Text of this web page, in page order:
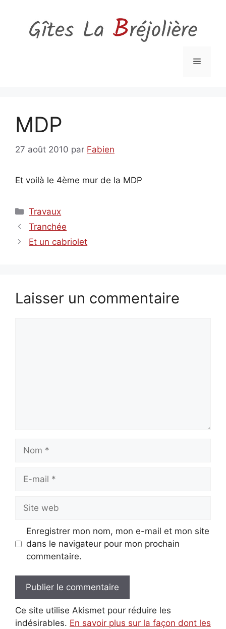
contenu
Menu
MDP
27 août 2010 par Fabien
Et voilà le 4ème mur de la MDP
Catégories
Travaux
Tranchée
Et un cabriolet
Laisser un commentaire
mail
web
Enregistrer mon nom, mon e-mail et mon site
dans le navigateur pour mon prochain
commentaire.
Ce site utilise Akismet pour réduire les
indésirables. En savoir plus sur la façon dont les